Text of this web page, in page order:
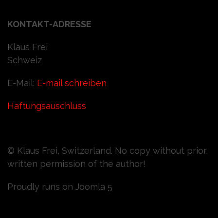
KONTAKT-ADRESSE
Klaus Frei
Schweiz
E-Mail: E-mail schreiben
Haftungsauschluss
© Klaus Frei, Switzerland. No copy without prior,
written permission of the author!
Proudly runs on Joomla 5